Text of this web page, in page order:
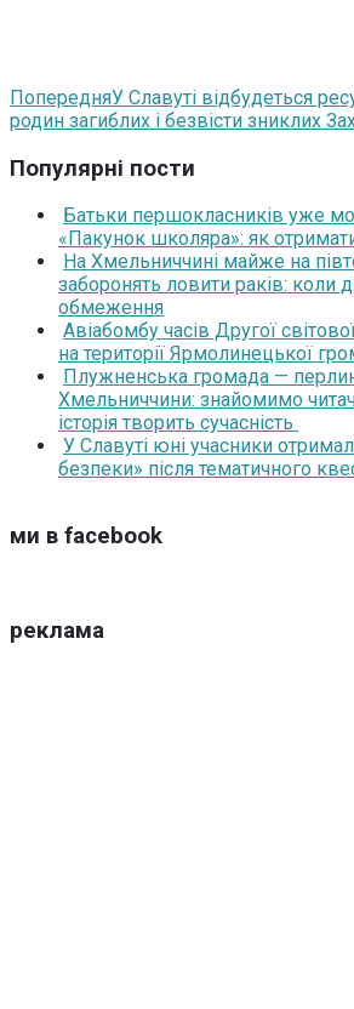
ПопередняУ Славуті відбудеться
родин загиблих і безвісти зниклих
Популярні пости
Батьки першокласників уже
«Пакунок школяра»: як
На Хмельниччині майже на
заборонять ловити раків: коли
обмеження
Авіабомбу часів Другої
на території Ярмолинецької
Плужненська громада —
Хмельниччини: знайомимо
історія творить сучасність
У Славуті юні учасники
безпеки» після тематичного
ми в facebook
реклама